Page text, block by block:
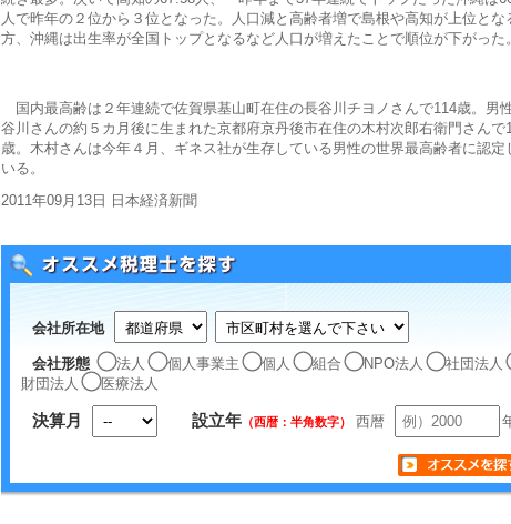
人で昨年の２位から３位となった。人口減と高齢者増で島根や高知が上位とな
方、沖縄は出生率が全国トップとなるなど人口が増えたことで順位が下がった。
国内最高齢は２年連続で佐賀県基山町在住の長谷川チヨノさんで114歳。男
谷川さんの約５カ月後に生まれた京都府京丹後市在住の木村次郎右衛門さんで
歳。木村さんは今年４月、ギネス社が生存している男性の世界最高齢者に認定
いる。
2011年09月13日 日本経済新聞
会社所在地
会社形態 法人 個人事業主 個人 組合 NPO法人
社団法人
財団法人
医療法人
決算月 設立年 （西暦：半角数字） 西暦